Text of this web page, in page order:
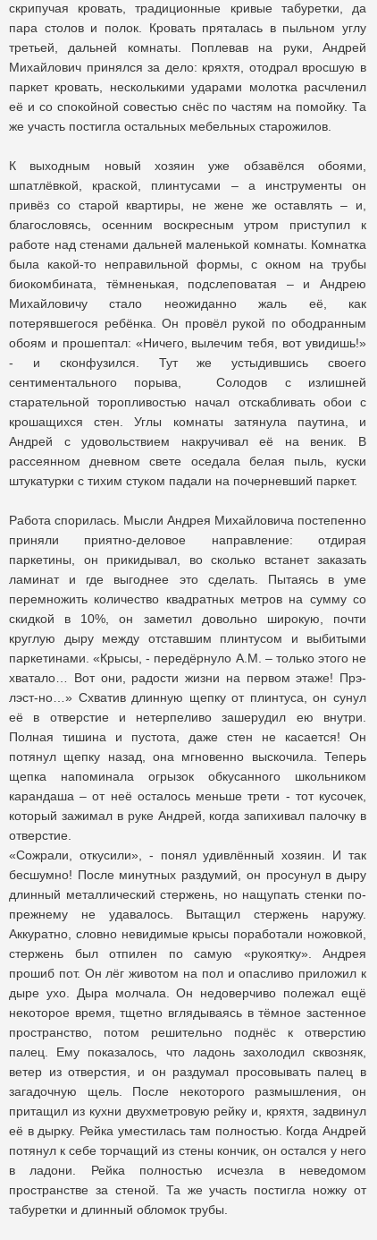
скрипучая кровать, традиционные кривые табуретки, да
пара столов и полок. Кровать пряталась в пыльном углу
третьей, дальней комнаты. Поплевав на руки, Андрей
Михайлович принялся за дело: кряхтя, отодрал вросшую в
паркет кровать, несколькими ударами молотка расчленил
её и со спокойной совестью снёс по частям на помойку. Та
же участь постигла остальных мебельных старожилов.
К выходным новый хозяин уже обзавёлся обоями,
шпатлёвкой, краской, плинтусами – а инструменты он
привёз со старой квартиры, не жене же оставлять – и,
благословясь, осенним воскресным утром приступил к
работе над стенами дальней маленькой комнаты. Комнатка
была какой-то неправильной формы, с окном на трубы
биокомбината, тёмненькая, подслеповатая – и Андрею
Михайловичу стало неожиданно жаль её, как
потерявшегося ребёнка. Он провёл рукой по ободранным
обоям и прошептал: «Ничего, вылечим тебя, вот увидишь!»
- и сконфузился. Тут же устыдившись своего
сентиментального порыва, Cолодов с излишней
старательной торопливостью начал отскабливать обои с
крошащихся стен. Углы комнаты затянула паутина, и
Андрей с удовольствием накручивал её на веник. В
рассеянном дневном свете оседала белая пыль, куски
штукатурки с тихим стуком падали на почерневший паркет.
Работа спорилась. Мысли Андрея Михайловича постепенно
приняли приятно-деловое направление: отдирая
паркетины, он прикидывал, во сколько встанет заказать
ламинат и где выгоднее это сделать. Пытаясь в уме
перемножить количество квадратных метров на сумму со
скидкой в 10%, он заметил довольно широкую, почти
круглую дыру между отставшим плинтусом и выбитыми
паркетинами. «Крысы, - передёрнуло А.М. – только этого не
хватало… Вот они, радости жизни на первом этаже! Прэ-
лэст-но…» Схватив длинную щепку от плинтуса, он сунул
её в отверстие и нетерпеливо зашерудил ею внутри.
Полная тишина и пустота, даже стен не касается! Он
потянул щепку назад, она мгновенно выскочила. Теперь
щепка напоминала огрызок обкусанного школьником
карандаша – от неё осталось меньше трети - тот кусочек,
который зажимал в руке Андрей, когда запихивал палочку в
отверстие.
«Сожрали, откусили», - понял удивлённый хозяин. И так
бесшумно! После минутных раздумий, он просунул в дыру
длинный металлический стержень, но нащупать стенки по-
прежнему не удавалось. Вытащил стержень наружу.
Аккуратно, словно невидимые крысы поработали ножовкой,
стержень был отпилен по самую «рукоятку». Андрея
прошиб пот. Он лёг животом на пол и опасливо приложил к
дыре ухо. Дыра молчала. Он недоверчиво полежал ещё
некоторое время, тщетно вглядываясь в тёмное застенное
пространство, потом решительно поднёс к отверстию
палец. Ему показалось, что ладонь захолодил сквозняк,
ветер из отверстия, и он раздумал просовывать палец в
загадочную щель. После некоторого размышления, он
притащил из кухни двухметровую рейку и, кряхтя, задвинул
её в дырку. Рейка уместилась там полностью. Когда Андрей
потянул к себе торчащий из стены кончик, он остался у него
в ладони. Рейка полностью исчезла в неведомом
пространстве за стеной. Та же участь постигла ножку от
табуретки и длинный обломок трубы.